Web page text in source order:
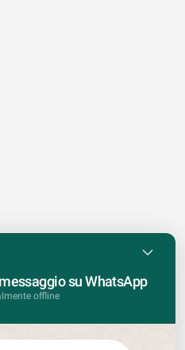
su WhatsApp
offline